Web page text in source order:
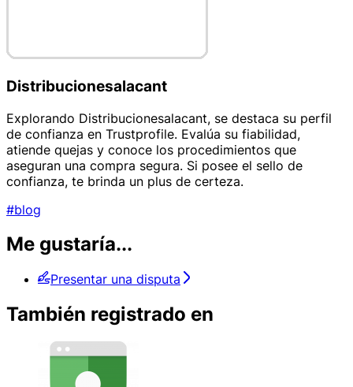
Distribucionesalacant
Explorando Distribucionesalacant, se destaca su perfil
de confianza en Trustprofile. Evalúa su fiabilidad,
atiende quejas y conoce los procedimientos que
aseguran una compra segura. Si posee el sello de
confianza, te brinda un plus de certeza.
#blog
Me gustaría...
Presentar una disputa
También registrado en